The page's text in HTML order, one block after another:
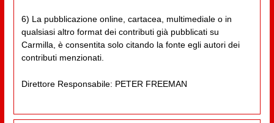
6) La pubblicazione online, cartacea, multimediale o in
qualsiasi altro format dei contributi già pubblicati su
Carmilla, è consentita solo citando la fonte egli autori dei
contributi menzionati.
Direttore Responsabile: PETER FREEMAN